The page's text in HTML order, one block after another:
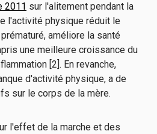
2011 sur l'alitement pendant la
l'activité physique réduit le
améliore la santé
une meilleure croissance du
[2]. En revanche,
d'activité physique, a de
sur le corps de la mère.
l'effet de la marche et des